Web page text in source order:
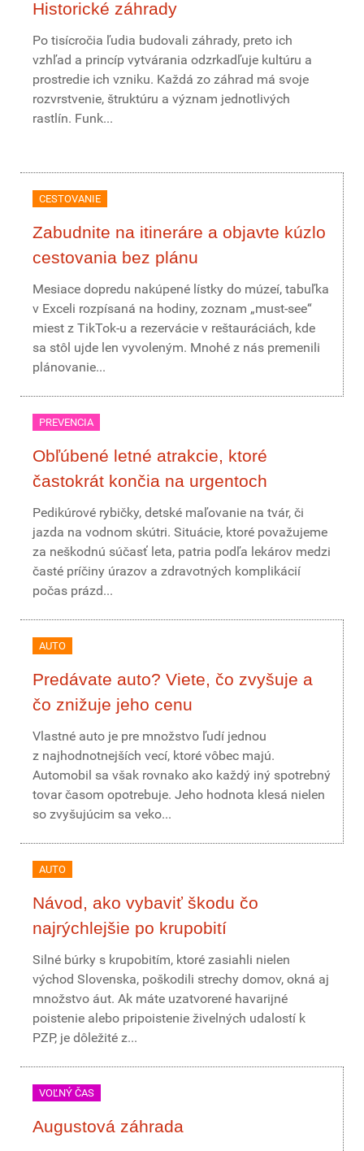
Historické záhrady
Po tisícročia ľudia budovali záhrady, preto ich
vzhľad a princíp vytvárania odzrkadľuje kultúru a
prostredie ich vzniku. Každá zo záhrad má svoje
rozvrstvenie, štruktúru a význam jednotlivých
rastlín. Funk...
CESTOVANIE
Zabudnite na itineráre a objavte kúzlo
cestovania bez plánu
Mesiace dopredu nakúpené lístky do múzeí, tabuľka
v Exceli rozpísaná na hodiny, zoznam „must-see“
miest z TikTok-u a rezervácie v reštauráciách, kde
sa stôl ujde len vyvoleným. Mnohé z nás premenili
plánovanie...
PREVENCIA
Obľúbené letné atrakcie, ktoré
častokrát končia na urgentoch
Pedikúrové rybičky, detské maľovanie na tvár, či
jazda na vodnom skútri. Situácie, ktoré považujeme
za neškodnú súčasť leta, patria podľa lekárov medzi
časté príčiny úrazov a zdravotných komplikácií
počas prázd...
AUTO
Predávate auto? Viete, čo zvyšuje a
čo znižuje jeho cenu
Vlastné auto je pre množstvo ľudí jednou
z najhodnotnejších vecí, ktoré vôbec majú.
Automobil sa však rovnako ako každý iný spotrebný
tovar časom opotrebuje. Jeho hodnota klesá nielen
so zvyšujúcim sa veko...
AUTO
Návod, ako vybaviť škodu čo
najrýchlejšie po krupobití
Silné búrky s krupobitím, ktoré zasiahli nielen
východ Slovenska, poškodili strechy domov, okná aj
množstvo áut. Ak máte uzatvorené havarijné
poistenie alebo pripoistenie živelných udalostí k
PZP, je dôležité z...
VOĽNÝ ČAS
Augustová záhrada